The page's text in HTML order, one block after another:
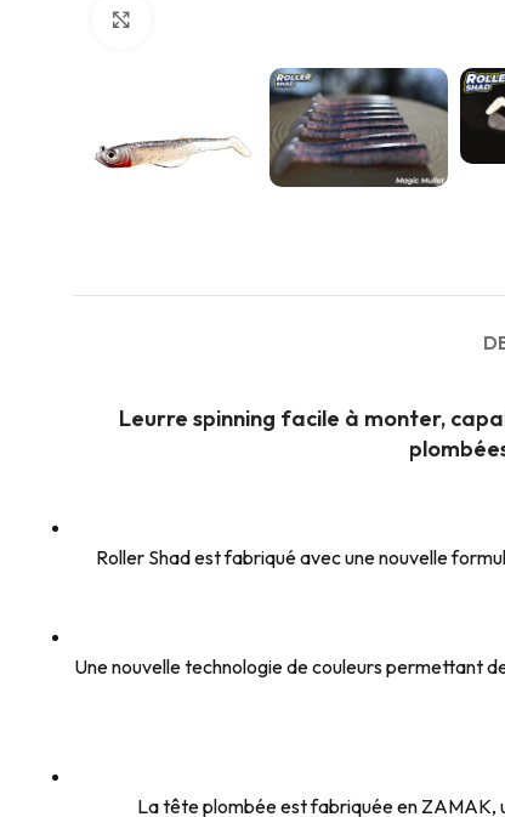
Leurre spinning facile à monter,
Roller Shad est fabriqué avec une nouvelle
Une nouvelle technologie de couleurs permettant
La tête plombée est fabriquée en ZAMAK,